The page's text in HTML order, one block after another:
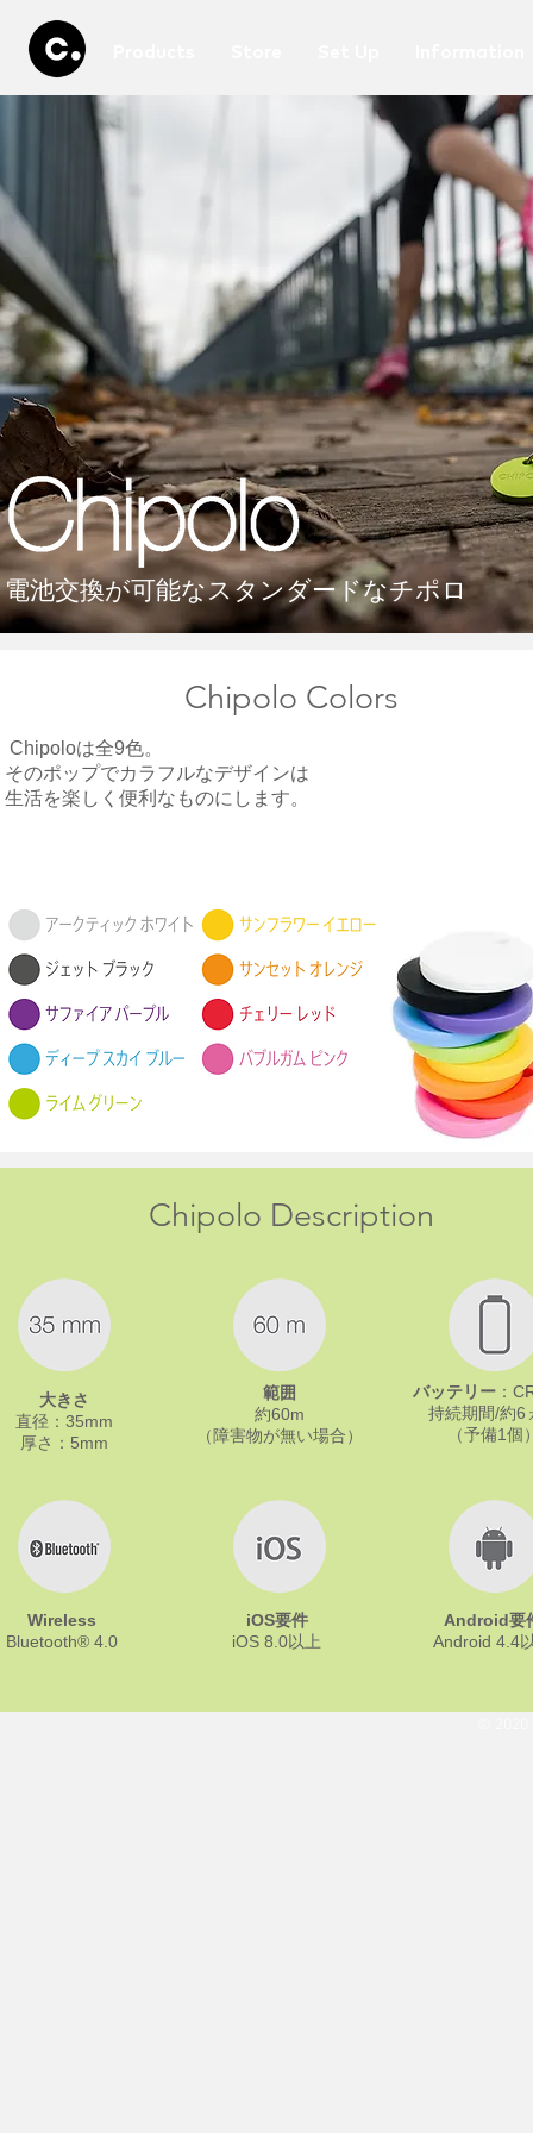
電池交換が可能なスタンダードなチポロ
Chipolo Colors
Chipoloは全9色。
そのポップでカラフルなデザインは
生活を楽しく便利なものにします。
Chipolo Description
大きさ
直径：35mm
厚さ：5mm
Wireless
Bluetooth® 4.0
範囲
約60m
（障害物が無い場合）
iOS要件
iOS 8.0以上
バッテリー：
持続期間/約6
（予備1個
Android要
Android 4.4